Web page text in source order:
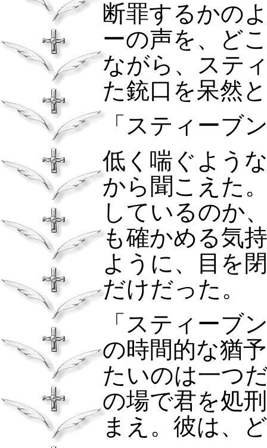
断罪するかの
ーの声を、ど
ながら、ステ
た銃口を呆然
「スティー
低く喘ぐよう
から聞こえた
しているのか
も確かめる気
ように、目を
だけだった。
「スティーブ
の時間的な猶
たいのは一つ
の場で君を処
まえ。彼は、